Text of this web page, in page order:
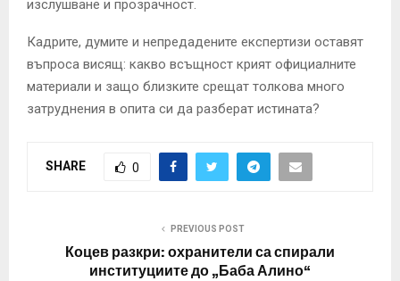
изслушване и прозрачност.
Кадрите, думите и непредадените експертизи оставят
въпроса висящ: какво всъщност крият официалните
материали и защо близките срещат толкова много
затруднения в опита си да разберат истината?
SHARE 0
PREVIOUS POST
Коцев разкри: охранители са спирали
институциите до „Баба Алино“